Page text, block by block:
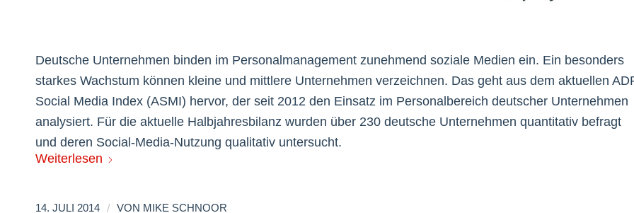
Deutsche Unternehmen binden im Personalmanagement zunehmend soziale Medien ein. Ein besonders
starkes Wachstum können kleine und mittlere Unternehmen verzeichnen. Das geht aus dem aktuellen
Social Media Index (ASMI) hervor, der seit 2012 den Einsatz im Personalbereich deutscher Unternehmen
analysiert. Für die aktuelle Halbjahresbilanz wurden über 230 deutsche Unternehmen quantitativ befragt
und deren Social-Media-Nutzung qualitativ untersucht.
Weiterlesen
14. JULI 2014 / VON MIKE SCHNOOR